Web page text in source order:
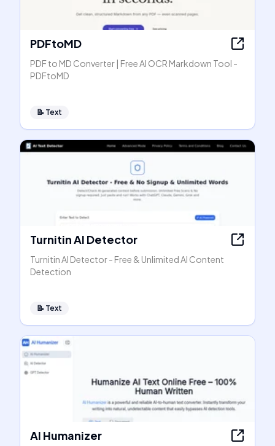
PDFtoMD
PDF to MD Converter | Free AI OCR Markdown Tool -
PDFtoMD
📝 Text
Turnitin AI Detector
Turnitin AI Detector - Free & Unlimited AI Content
Detection
📝 Text
AI Humanizer